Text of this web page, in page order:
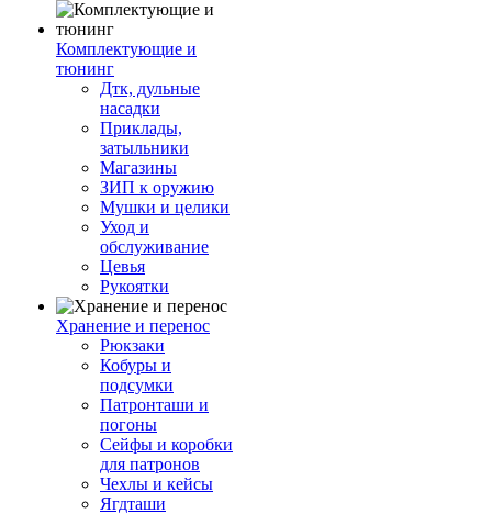
Комплектующие и
тюнинг
Дтк, дульные
насадки
Приклады,
затыльники
Магазины
ЗИП к оружию
Мушки и целики
Уход и
обслуживание
Цевья
Рукоятки
Хранение и перенос
Рюкзаки
Кобуры и
подсумки
Патронташи и
погоны
Сейфы и коробки
для патронов
Чехлы и кейсы
Ягдташи